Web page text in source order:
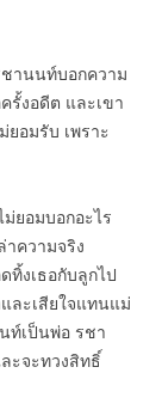
านนท์บอกความ
รั้งอดีต และเขา
อมรับ เพราะ
ยอมบอกอะไร
ความจริง
งเธอกับลูกไป
ละเสียใจแทนแม่
ท์เป็นพ่อ รชา
ะจะทวงสิทธิ์